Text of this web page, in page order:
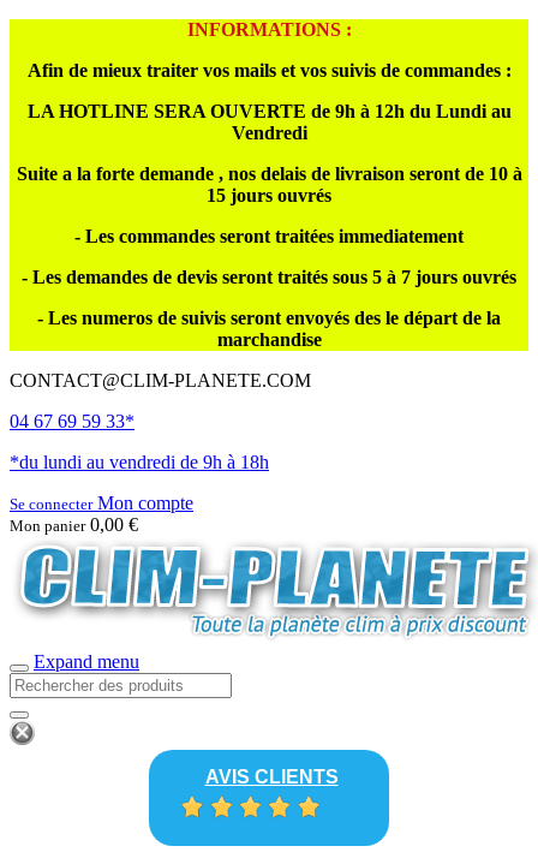
INFORMATIONS :
Afin de mieux traiter vos mails et vos suivis de commandes :
LA HOTLINE SERA OUVERTE de 9h à 12h du Lundi au
Vendredi
Suite a la forte demande , nos delais de livraison seront de 10 à
15 jours ouvrés
- Les commandes seront traitées immediatement
- Les demandes de devis seront traités sous 5 à 7 jours ouvrés
- Les numeros de suivis seront envoyés des le départ de la
marchandise
CONTACT@CLIM-PLANETE.COM
04 67 69 59 33*
*du lundi au vendredi de 9h à 18h
Se connecterMon compte
Mon panier 0,00 €
Expand menu
AVIS CLIENTS